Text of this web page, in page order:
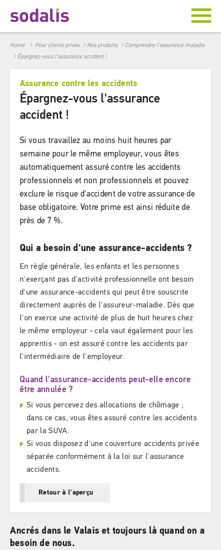
Home Pour clients privés Nos produits
Comprendre l'assurance maladie
Épargnez-vous l'assurance accident !
Assurance contre les accidents
Épargnez-vous l'assurance
accident !
Si vous travaillez au moins huit heures par
semaine pour le même employeur, vous êtes
automatiquement assuré contre les accidents
professionnels et non professionnels et pouvez
exclure le risque d'accident de votre assurance de
base obligatoire. Votre prime est ainsi réduite de
près de 7 %.
Qui a besoin d'une assurance-accidents ?
En règle générale, les enfants et les personnes
n'exerçant pas d'activité professionnelle ont besoin
d'une assurance-accidents qui peut être souscrite
directement auprès de l'assureur-maladie. Dès que
l'on exerce une activité de plus de huit heures chez
le même employeur - cela vaut également pour les
apprentis - on est assuré contre les accidents par
l'intermédiaire de l'employeur.
Quand l'assurance-accidents peut-elle encore
être annulée ?
Si vous percevez des allocations de chômage ;
dans ce cas, vous êtes assuré contre les accidents
par la SUVA.
Si vous disposez d'une couverture accidents privée
séparée conformément à la loi sur l'assurance
accidents.
Retour à l'aperçu
Ancrés dans le Valais et toujours là quand on a
besoin de nous.